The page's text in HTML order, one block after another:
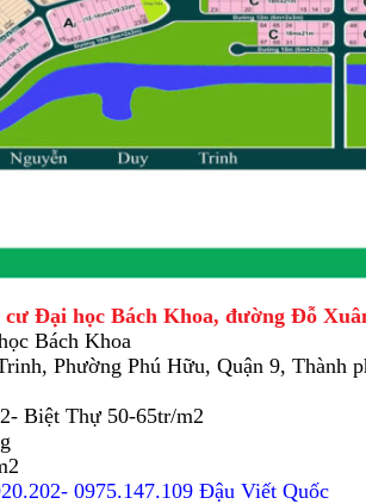
Đại học Bách Khoa, đường Đỗ
Bách Khoa
Phường Phú Hữu, Quận 9, Thành
Biệt Thự 50-65tr/m2
0975.147.109 Đậu Viết Quốc